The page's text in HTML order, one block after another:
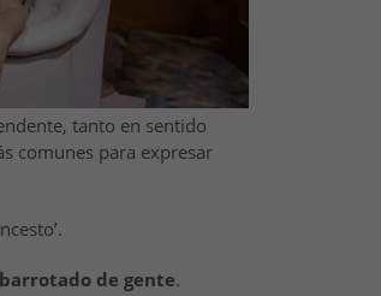
tanto en sentido
comunes para expresar
de gente.